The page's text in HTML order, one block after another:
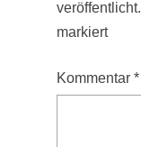
veröffentlicht.
markiert
Kommentar *